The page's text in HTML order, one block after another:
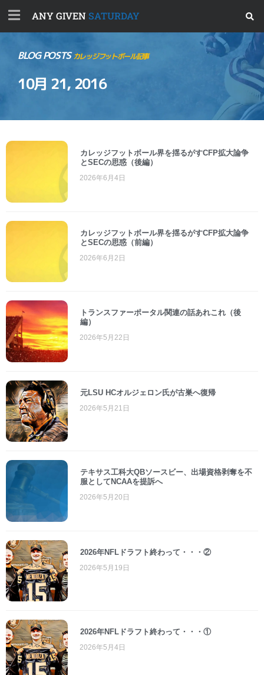
ANY GIVEN SATURDAY
BLOG POSTSカレッジフットボール記事
10月 21, 2016
カレッジフットボール界を揺るがすCFP拡大論争
とSECの思惑（後編）
2026年6月4日
カレッジフットボール界を揺るがすCFP拡大論争
とSECの思惑（前編）
2026年6月2日
トランスファーポータル関連の話あれこれ（後
編）
2026年5月22日
元LSU HCオルジェロン氏が古巣へ復帰
2026年5月21日
テキサス工科大QBソースビー、出場資格剥奪を不
服としてNCAAを提訴へ
2026年5月20日
2026年NFLドラフト終わって・・・②
2026年5月19日
2026年NFLドラフト終わって・・・①
2026年5月4日